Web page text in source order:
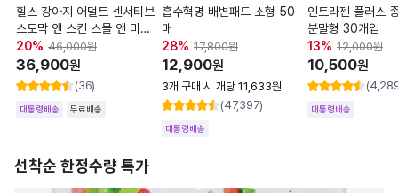
힐스 강아지 어덜트 센서티브
스토막 앤 스킨 스몰 앤 미니
1.8kg
20% 46,000원
36,900원
(36)
대통령배송 무료배송
흡수혁명 배변패드 소형 50
매
28% 17,800원
12,900원
3개 구매 시 개당 11,633원
(47,397)
대통령배송
인트라젠 플러스
분말형 30개입
13% 12,000원
10,500원
대통령배송
선착순 한정수량 특가